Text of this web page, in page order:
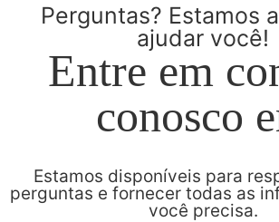
Perguntas? Estamos
ajudar você!
Entre em
conosco
Estamos disponíveis para
perguntas e fornecer todas as
você precisa.